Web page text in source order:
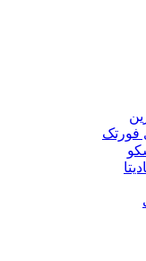
فورتک